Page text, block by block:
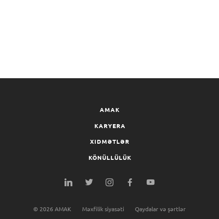
AMAK
KARYERA
XIDMƏTLƏR
KÖNÜLLÜLÜK
© 2026 AMAK Məxfilik siyasəti Qaydalar və şərtlər